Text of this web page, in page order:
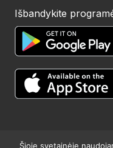
Išbandykite
Šioje svetainėje